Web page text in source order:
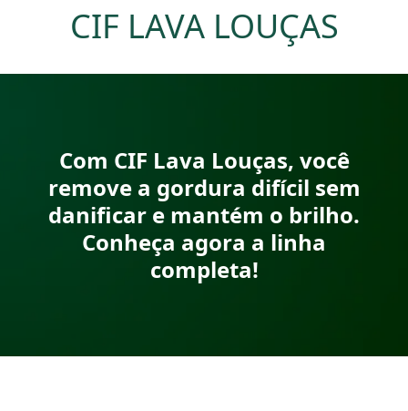
CIF LAVA LOUÇAS​
Com CIF Lava Louças, você
remove a gordura difícil sem
danificar e mantém o brilho.
Conheça agora a linha
completa!